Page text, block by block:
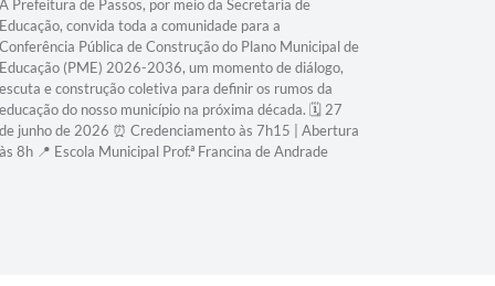
A Prefeitura de Passos, por meio da Secretaria de
Educação, convida toda a comunidade para a
Conferência Pública de Construção do Plano Municipal de
Educação (PME) 2026-2036, um momento de diálogo,
escuta e construção coletiva para definir os rumos da
educação do nosso município na próxima década. 🗓️ 27
de junho de 2026 ⏰ Credenciamento às 7h15 | Abertura
às 8h 📍 Escola Municipal Prof.ª Francina de Andrade